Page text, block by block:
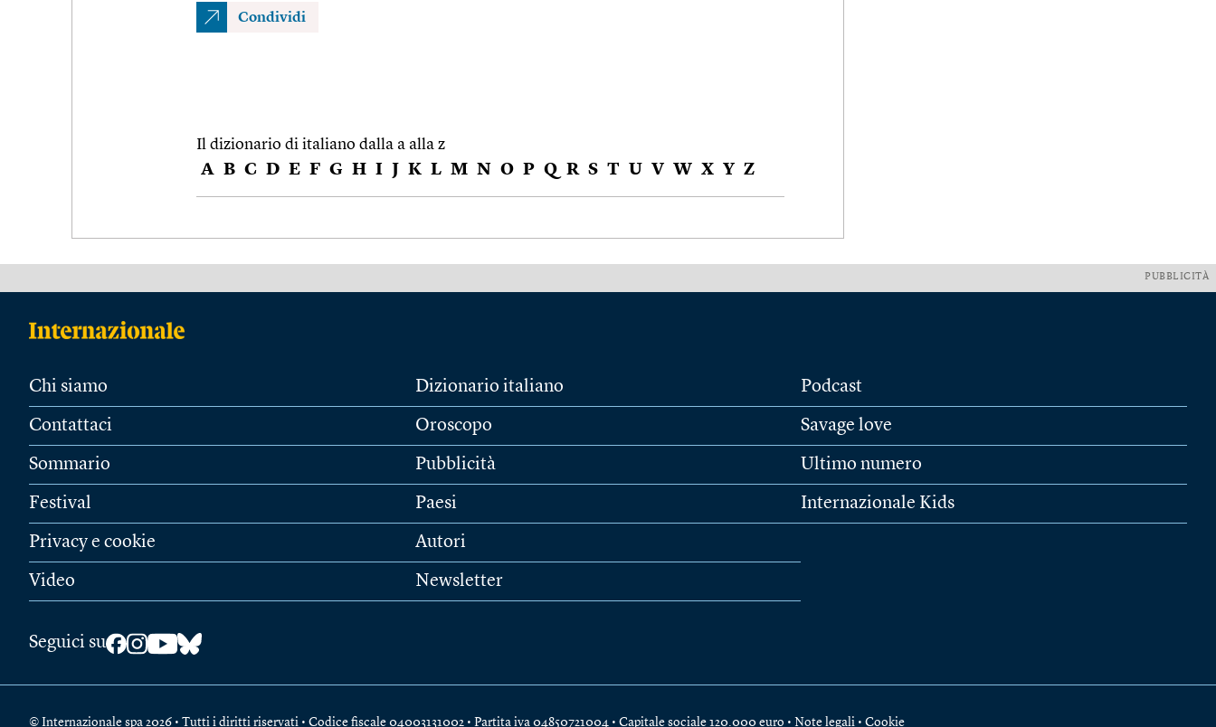
Condividi
Il dizionario di italiano dalla a alla z
A B C D E F G H I J K L M N O P Q R S T U V W X Y Z
PUBBLICITÀ
Chi siamo
Contattaci
Sommario
Festival
Privacy e cookie
Video
Dizionario italiano
Oroscopo
Pubblicità
Paesi
Autori
Newsletter
Podcast
Savage love
Ultimo numero
Internazionale Kids
Seguici su
© Internazionale spa 2026 • Tutti i diritti riservati • Codice fiscale 04003131002 • Partita iva 04850721004 • Capitale sociale 120.000 euro • Note legali • Cookie